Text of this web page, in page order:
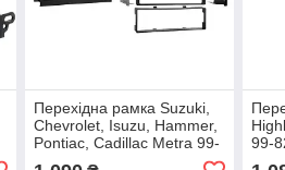
Перехідна рамка Suzuki,
Chevrolet, Isuzu, Hammer,
Pontiac, Cadillac Metra 99-
99-